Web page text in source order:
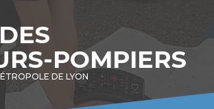
POMPIERS
DE LYON